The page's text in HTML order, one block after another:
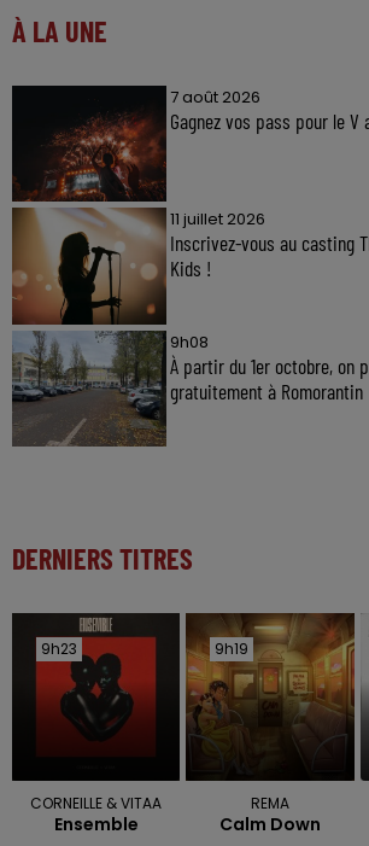
À LA UNE
7 août 2026
Gagnez vos pass pour le V
11 juillet 2026
Inscrivez-vous au casting
Kids !
9h08
À partir du 1er octobre, on
gratuitement à Romorantin
DERNIERS TITRES
9h23
9h23
CORNEILLE & VITAA
Ensemble
9h19
9h19
REMA
Calm Down